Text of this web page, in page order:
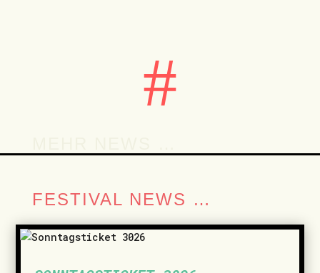
#
FESTIVAL NEWS …